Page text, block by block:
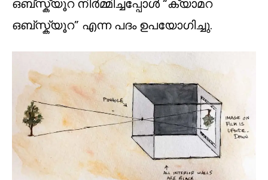
ഒബ്സ്ക്യൂറ നിർമ്മിച്ചപ്പോൾ “ക്യാമറ
ഒബ്സ്ക്യൂറ” എന്ന പദം ഉപയോഗിച്ചു.